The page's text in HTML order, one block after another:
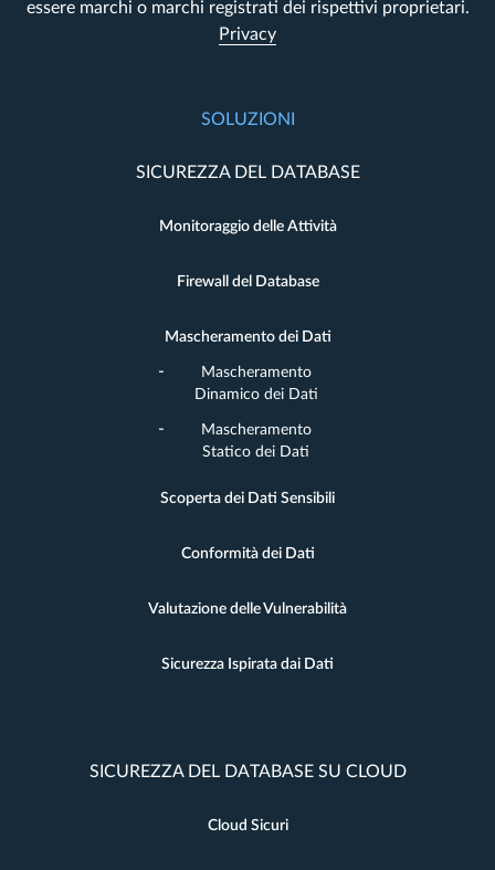
essere marchi o marchi registrati dei rispettivi proprietari.
Privacy
SOLUZIONI
SICUREZZA DEL DATABASE
Monitoraggio delle Attività
Firewall del Database
Mascheramento dei Dati
Mascheramento
Dinamico dei Dati
Mascheramento
Statico dei Dati
Scoperta dei Dati Sensibili
Conformità dei Dati
Valutazione delle Vulnerabilità
Sicurezza Ispirata dai Dati
SICUREZZA DEL DATABASE SU CLOUD
Cloud Sicuri